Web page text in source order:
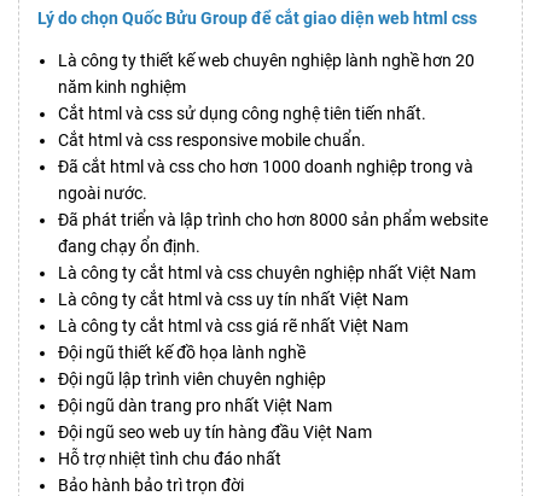
Lý do chọn Quốc Bửu Group để cắt giao diện web html css
Là công ty thiết kế web chuyên nghiệp lành nghề hơn 20
năm kinh nghiệm
Cắt html và css sử dụng công nghệ tiên tiến nhất.
Cắt html và css responsive mobile chuẩn.
Đã cắt html và css cho hơn 1000 doanh nghiệp trong và
ngoài nước.
Đã phát triển và lập trình cho hơn 8000 sản phẩm website
đang chạy ổn định.
Là công ty cắt html và css chuyên nghiệp nhất Việt Nam
Là công ty cắt html và css uy tín nhất Việt Nam
Là công ty cắt html và css giá rẽ nhất Việt Nam
Đội ngũ thiết kế đồ họa lành nghề
Đội ngũ lập trình viên chuyên nghiệp
Đội ngũ dàn trang pro nhất Việt Nam
Đội ngũ seo web uy tín hàng đầu Việt Nam
Hỗ trợ nhiệt tình chu đáo nhất
Bảo hành bảo trì trọn đời